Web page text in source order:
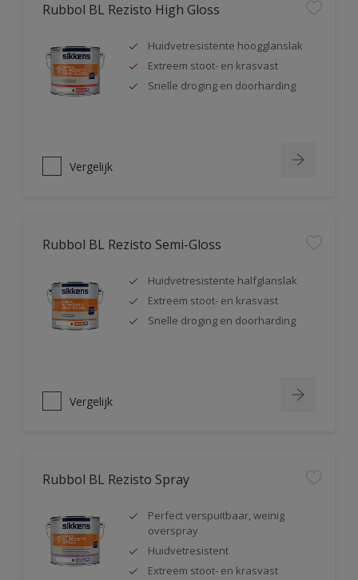
Rubbol BL Rezisto High Gloss
Huidvetresistente hoogglanslak
Extreem stoot- en krasvast
Snelle droging en doorharding
Vergelijk
Rubbol BL Rezisto Semi-Gloss
Huidvetresistente halfglanslak
Extreem stoot- en krasvast
Snelle droging en doorharding
Vergelijk
Rubbol BL Rezisto Spray
Perfect verspuitbaar, weinig
overspray
Huidvetresistent
Extreem stoot- en krasvast